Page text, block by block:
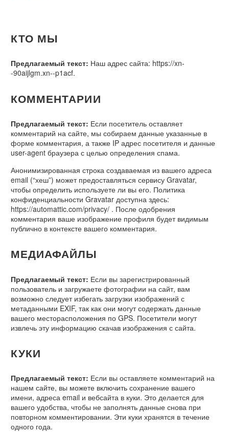
КТО МЫ
Предлагаемый текст: Наш адрес сайта: https://xn-
-90aijlgm.xn--p1acf.
КОММЕНТАРИИ
Предлагаемый текст: Если посетитель оставляет
комментарий на сайте, мы собираем данные указанные в
форме комментария, а также IP адрес посетителя и данные
user-agent браузера с целью определения спама.
Анонимизированная строка создаваемая из вашего адреса
email (“хеш”) может предоставляться сервису Gravatar,
чтобы определить используете ли вы его. Политика
конфиденциальности Gravatar доступна здесь:
https://automattic.com/privacy/ . После одобрения
комментария ваше изображение профиля будет видимым
публично в контексте вашего комментария.
МЕДИАФАЙЛЫ
Предлагаемый текст: Если вы зарегистрированный
пользователь и загружаете фотографии на сайт, вам
возможно следует избегать загрузки изображений с
метаданными EXIF, так как они могут содержать данные
вашего месторасположения по GPS. Посетители могут
извлечь эту информацию скачав изображения с сайта.
КУКИ
Предлагаемый текст: Если вы оставляете комментарий на
нашем сайте, вы можете включить сохранение вашего
имени, адреса email и вебсайта в куки. Это делается для
вашего удобства, чтобы не заполнять данные снова при
повторном комментировании. Эти куки хранятся в течение
одного года.